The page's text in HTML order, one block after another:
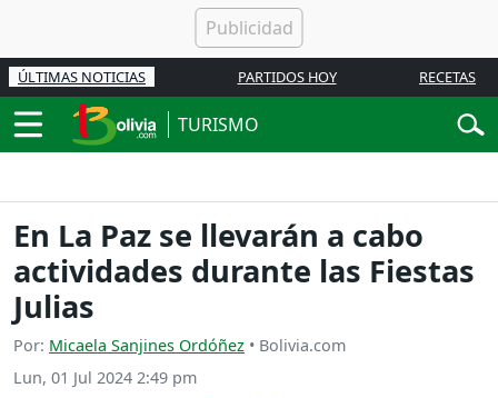
ÚLTIMAS NOTICIAS PARTIDOS HOY RECETAS
TURISMO
En La Paz se llevarán a cabo
actividades durante las Fiestas
Julias
Por: Micaela Sanjines Ordóñez • Bolivia.com
Lun, 01 Jul 2024 2:49 pm